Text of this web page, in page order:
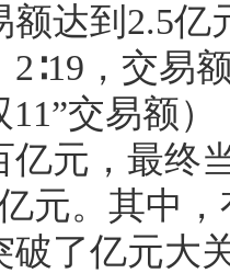
额达到2.5亿
，交易
交易额）
亿元，最终
元。其中
破了亿元大